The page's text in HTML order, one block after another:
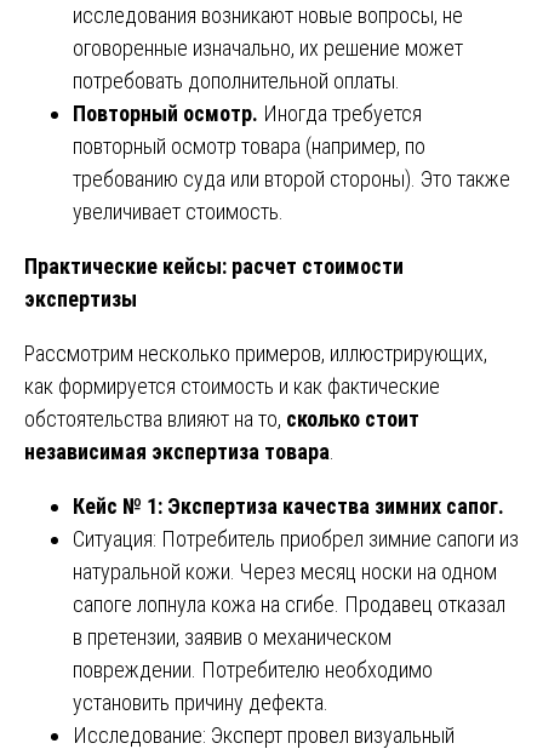
исследования возникают новые вопросы, не
оговоренные изначально, их решение может
потребовать дополнительной оплаты.
Повторный осмотр. Иногда требуется
повторный осмотр товара (например, по
требованию суда или второй стороны). Это также
увеличивает стоимость.
Практические кейсы: расчет стоимости
экспертизы
Рассмотрим несколько примеров, иллюстрирующих,
как формируется стоимость и как фактические
обстоятельства влияют на то, сколько стоит
независимая экспертиза товара
Кейс № 1: Экспертиза качества зимних сапог.
Ситуация: Потребитель приобрел зимние сапоги из
натуральной кожи. Через месяц носки на одном
сапоге лопнула кожа на сгибе. Продавец отказал
в претензии, заявив о механическом
повреждении. Потребителю необходимо
установить причину дефекта.
Исследование: Эксперт провел визуальный